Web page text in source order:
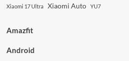
Xiaomi 17 Ultra Xiaomi Auto YU7
Amazfit
Android